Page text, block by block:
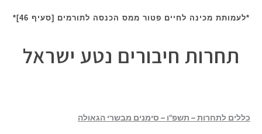
*לעמותת מכינה לחיים פטור ממס הכנסה לתורמים [סעיף 46]*
תחרות חיבורים נטע ישראל
כללים לתחרות – תשפ"ו – סימנים מבשרי הגאולה